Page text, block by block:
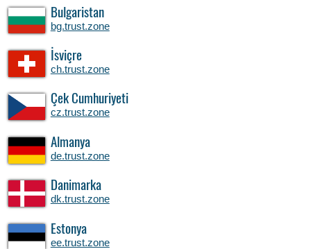
Bulgaristan
bg.trust.zone
İsviçre
ch.trust.zone
Çek Cumhuriyeti
cz.trust.zone
Almanya
de.trust.zone
Danimarka
dk.trust.zone
Estonya
ee.trust.zone